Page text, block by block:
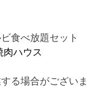
食べ放題セット
肉ハウス
る場合がございま